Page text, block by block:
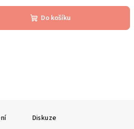
Do košíku
Diskuze